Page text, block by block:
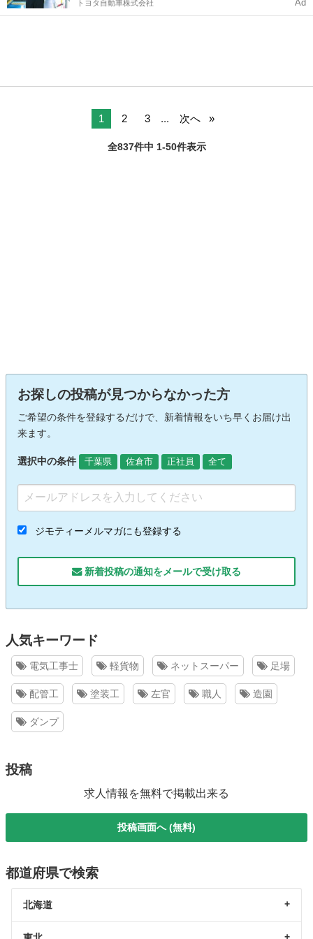
トヨタ自動車株式会社 Ad
1 2 3 ... 次へ
全837件中 1-50件表示
お探しの投稿が見つからなかった方
ご希望の条件を登録するだけで、新着情報をいち早くお届け出
来ます。
選択中の条件 千葉県 佐倉市 正社員 全て
ジモティーメルマガにも登録する
新着投稿の通知をメールで受け取る
人気キーワード
電気工事士 軽貨物 ネットスーパー 足場
配管工 塗装工 左官 職人 造園
ダンプ
投稿
求人情報を無料で掲載出来る
投稿画面へ (無料)
都道府県で検索
北海道